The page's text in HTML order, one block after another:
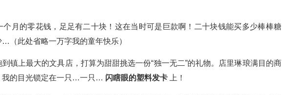
个月的零花钱，足足有二十块！这在当时可是巨款啊！二十块钱能买多少棒棒糖
（此处省略一万字我的童年快乐）
镇上最大的文具店，打算为甜甜挑选一份“独一无二”的礼物。店里琳琅满目的商
我的目光锁定在一只…一只… 闪瞎眼的塑料发卡 上！